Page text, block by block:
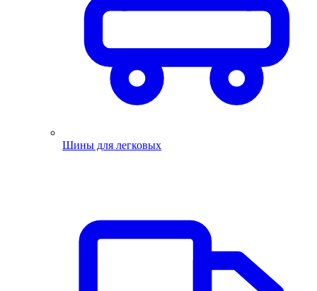
Шины для легковых